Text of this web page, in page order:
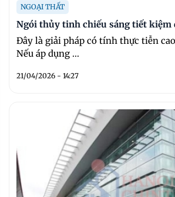
NGOẠI THẤT
Ngói thủy tinh chiếu sáng tiết kiệm
Đây là giải pháp có tính thực tiễn
Nếu áp dụng ...
21/04/2026 - 14:27